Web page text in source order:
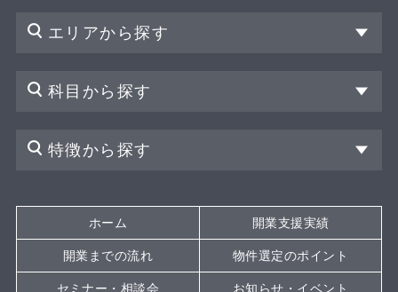
エリアから探す
科目から探す
特徴から探す
ホーム 開業支援実績
開業までの流れ 物件選定のポイント
セミナー・相談会 お知らせ・イベント